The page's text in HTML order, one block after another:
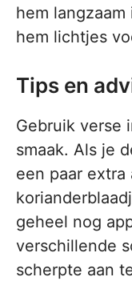
hem
hem lichtjes
Tips en
Gebruik verse
smaak. Als je
een paar extra
geheel nog
verschillende
scherpte aan